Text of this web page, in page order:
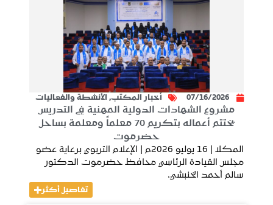
07/16/2026 أخبار المكتب, الأنشطة والفعاليات
مشروع الشهادات الدولية المهنية في التدريس
يختتم أعماله بتكريم 70 معلماً ومعلمة بساحل
حضرموت
المكلا | 16 يوليو 2026م | الإعلام التربوي برعاية عضو
مجلس القيادة الرئاسي محافظ حضرموت الدكتور
سالم أحمد الخنبشي،
تفاصيل أكثر